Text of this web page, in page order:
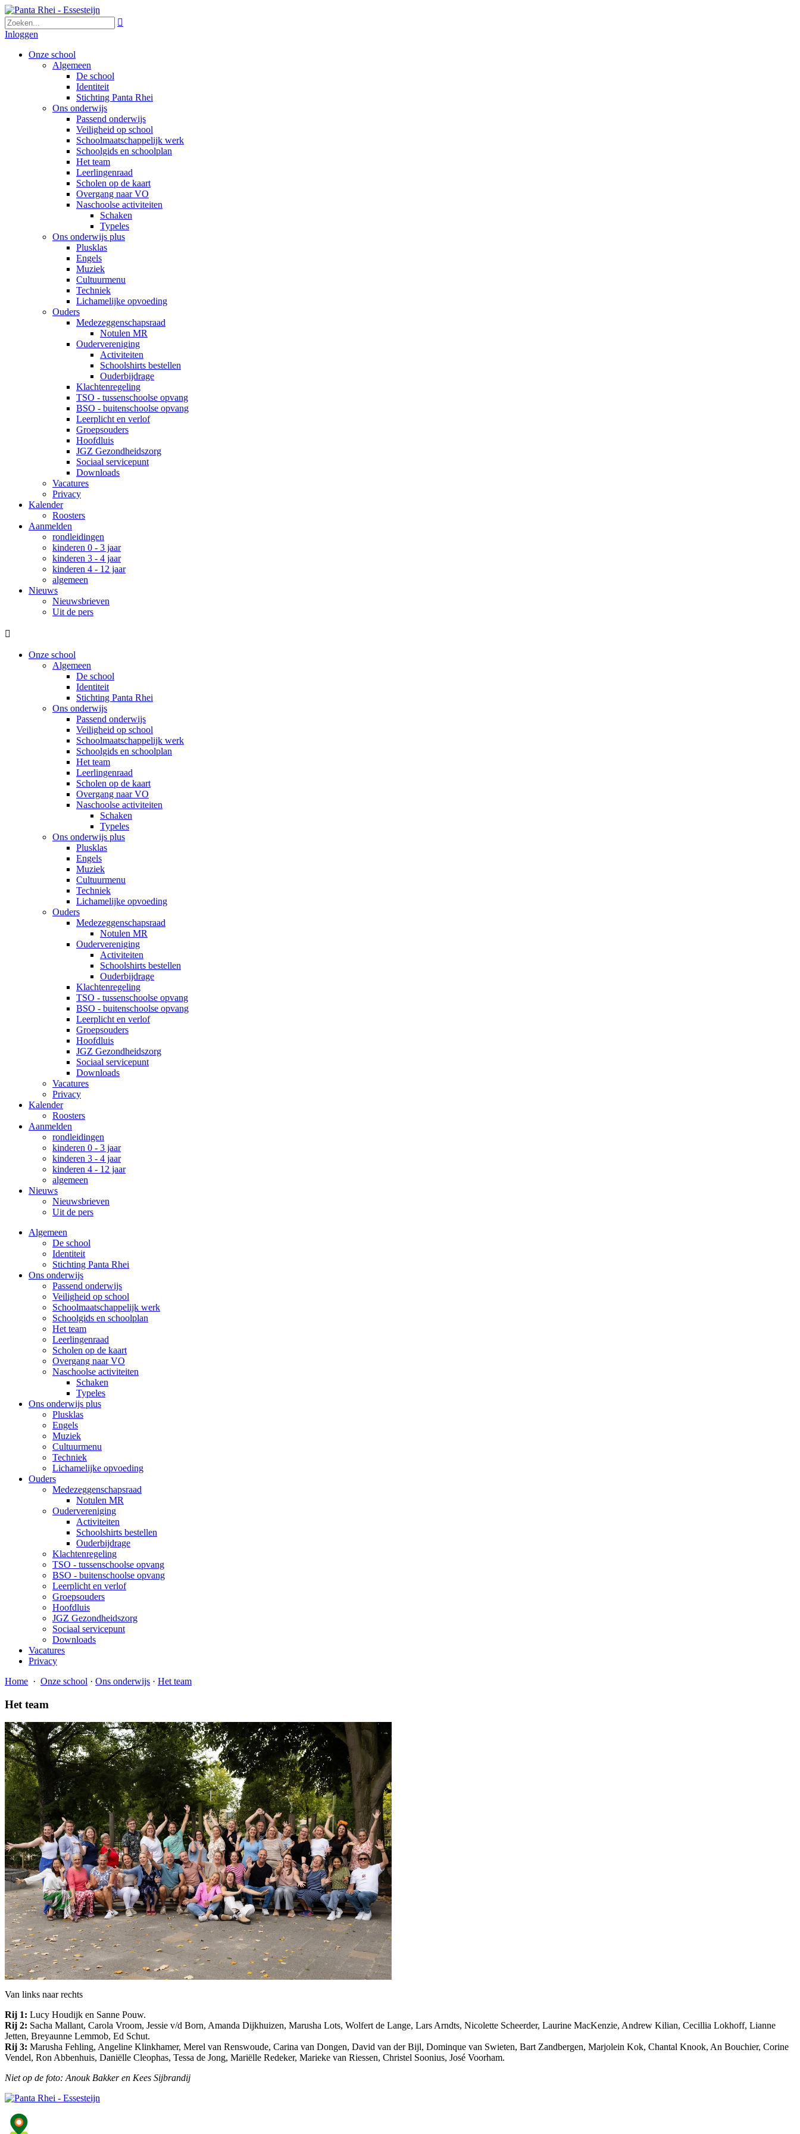

Inloggen
Onze school
Algemeen
De school
Identiteit
Stichting Panta Rhei
Ons onderwijs
Passend onderwijs
Veiligheid op school
Schoolmaatschappelijk werk
Schoolgids en schoolplan
Het team
Leerlingenraad
Scholen op de kaart
Overgang naar VO
Naschoolse activiteiten
Schaken
Typeles
Ons onderwijs plus
Plusklas
Engels
Muziek
Cultuurmenu
Techniek
Lichamelijke opvoeding
Ouders
Medezeggenschapsraad
Notulen MR
Oudervereniging
Activiteiten
Schoolshirts bestellen
Ouderbijdrage
Klachtenregeling
TSO - tussenschoolse opvang
BSO - buitenschoolse opvang
Leerplicht en verlof
Groepsouders
Hoofdluis
JGZ Gezondheidszorg
Sociaal servicepunt
Downloads
Vacatures
Privacy
Kalender
Roosters
Aanmelden
rondleidingen
kinderen 0 - 3 jaar
kinderen 3 - 4 jaar
kinderen 4 - 12 jaar
algemeen
Nieuws
Nieuwsbrieven
Uit de pers

Onze school
Algemeen
De school
Identiteit
Stichting Panta Rhei
Ons onderwijs
Passend onderwijs
Veiligheid op school
Schoolmaatschappelijk werk
Schoolgids en schoolplan
Het team
Leerlingenraad
Scholen op de kaart
Overgang naar VO
Naschoolse activiteiten
Schaken
Typeles
Ons onderwijs plus
Plusklas
Engels
Muziek
Cultuurmenu
Techniek
Lichamelijke opvoeding
Ouders
Medezeggenschapsraad
Notulen MR
Oudervereniging
Activiteiten
Schoolshirts bestellen
Ouderbijdrage
Klachtenregeling
TSO - tussenschoolse opvang
BSO - buitenschoolse opvang
Leerplicht en verlof
Groepsouders
Hoofdluis
JGZ Gezondheidszorg
Sociaal servicepunt
Downloads
Vacatures
Privacy
Kalender
Roosters
Aanmelden
rondleidingen
kinderen 0 - 3 jaar
kinderen 3 - 4 jaar
kinderen 4 - 12 jaar
algemeen
Nieuws
Nieuwsbrieven
Uit de pers
Algemeen
De school
Identiteit
Stichting Panta Rhei
Ons onderwijs
Passend onderwijs
Veiligheid op school
Schoolmaatschappelijk werk
Schoolgids en schoolplan
Het team
Leerlingenraad
Scholen op de kaart
Overgang naar VO
Naschoolse activiteiten
Schaken
Typeles
Ons onderwijs plus
Plusklas
Engels
Muziek
Cultuurmenu
Techniek
Lichamelijke opvoeding
Ouders
Medezeggenschapsraad
Notulen MR
Oudervereniging
Activiteiten
Schoolshirts bestellen
Ouderbijdrage
Klachtenregeling
TSO - tussenschoolse opvang
BSO - buitenschoolse opvang
Leerplicht en verlof
Groepsouders
Hoofdluis
JGZ Gezondheidszorg
Sociaal servicepunt
Downloads
Vacatures
Privacy
Home · Onze school · Ons onderwijs · Het team
Het team
Van links naar rechts
Rij 1: Lucy Houdijk en Sanne Pouw.
Rij 2: Sacha Mallant, Carola Vroom, Jessie v/d Born, Amanda Dijkhuizen, Marusha Lots, Wolfert de Lange, Lars Arndts, Nicolette Scheerder, Laurine MacKenzie, Andrew Kilian, Cecillia Lokhoff, Lianne
Jetten, Breyaunne Lemmob, Ed Schut.
Rij 3: Marusha Fehling, Angeline Klinkhamer, Merel van Renswoude, Carina van Dongen, David van der Bijl, Dominque van Swieten, Bart Zandbergen, Marjolein Kok, Chantal Knook, An Bouchier, Corine
Vendel, Ron Abbenhuis, Daniëlle Cleophas, Tessa de Jong, Mariëlle Redeker, Marieke van Riessen, Christel Soonius, José Voorham.
Niet op de foto: Anouk Bakker en Kees Sijbrandij